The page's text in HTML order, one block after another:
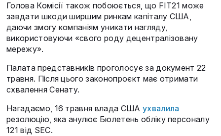
Голова Комісії також побоюється, що FIT21 може
завдати шкоди ширшим ринкам капіталу США,
даючи змогу компаніям уникати нагляду,
використовуючи «свого роду децентралізовану
мережу».
Палата представників проголосує за документ 22
травня. Після цього законопроєкт має отримати
схвалення Сенату.
Нагадаємо, 16 травня влада США ухвалила
резолюцію, яка анулює Бюлетень обліку персоналу
121 від SEC.